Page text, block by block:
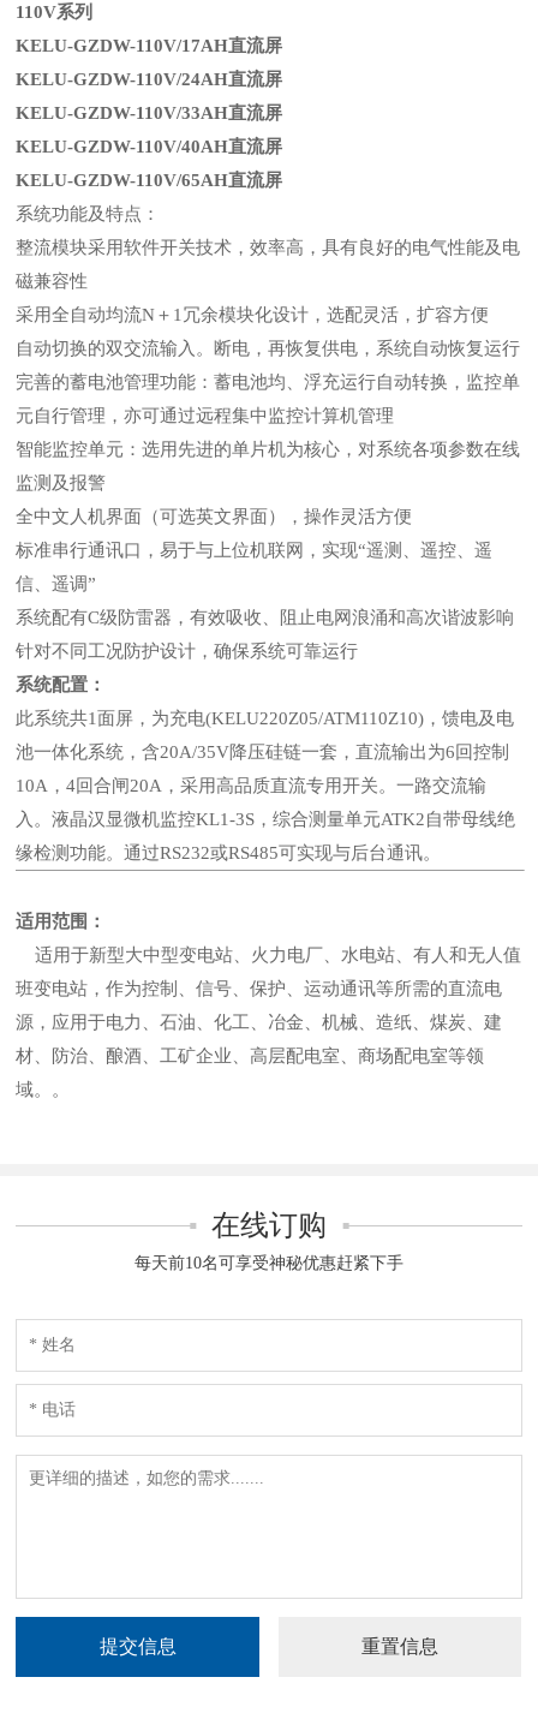
110V系列
KELU-GZDW-110V/17AH直流屏
KELU-GZDW-110V/24AH直流屏
KELU-GZDW-110V/33AH直流屏
KELU-GZDW-110V/40AH直流屏
KELU-GZDW-110V/65AH直流屏
系统功能及特点：
整流模块采用软件开关技术，效率高，具有良好的电气性能及电
磁兼容性
采用全自动均流N＋1冗余模块化设计，选配灵活，扩容方便
自动切换的双交流输入。断电，再恢复供电，系统自动恢复运行
完善的蓄电池管理功能：蓄电池均、浮充运行自动转换，监控单
元自行管理，亦可通过远程集中监控计算机管理
智能监控单元：选用先进的单片机为核心，对系统各项参数在线
监测及报警
全中文人机界面（可选英文界面），操作灵活方便
标准串行通讯口，易于与上位机联网，实现“遥测、遥控、遥
信、遥调”
系统配有C级防雷器，有效吸收、阻止电网浪涌和高次谐波影响
针对不同工况防护设计，确保系统可靠运行
系统配置：
此系统共1面屏，为充电(KELU220Z05/ATM110Z10)，馈电及电
池一体化系统，含20A/35V降压硅链一套，直流输出为6回控制
10A，4回合闸20A，采用高品质直流专用开关。一路交流输
入。液晶汉显微机监控KL1-3S，综合测量单元ATK2自带母线绝
缘检测功能。通过RS232或RS485可实现与后台通讯。
适用范围：
适用于新型大中型变电站、火力电厂、水电站、有人和无人值
班变电站，作为控制、信号、保护、运动通讯等所需的直流电
源，应用于电力、石油、化工、冶金、机械、造纸、煤炭、建
材、防治、酿酒、工矿企业、高层配电室、商场配电室等领
域。。
在线订购
每天前10名可享受神秘优惠赶紧下手